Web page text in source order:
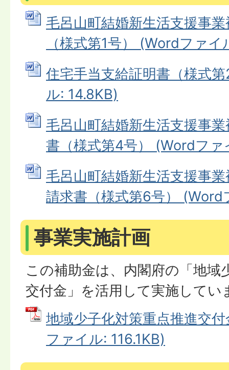
毛呂山町結婚新生活支援事
（様式第1号） (Wordファ
住宅手当支給証明書（様式
ル: 14.8KB)
毛呂山町結婚新生活支援事
書（様式第4号） (Wordフ
毛呂山町結婚新生活支援事
請求書（様式第6号） (Word
事業実施計画
この補助金は、内閣府の「地域
交付金」を活用して実施してい
地域少子化対策重点推進交
ファイル: 116.1KB)